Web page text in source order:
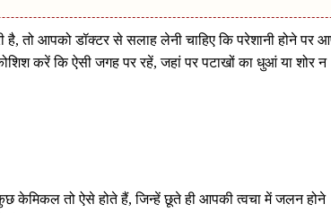
तो आपको डॉक्टर से सलाह लेनी चाहिए कि परेशानी होने पर
करें कि ऐसी जगह पर रहें, जहां पर पटाखों का धुआं या शोर न
केमिकल तो ऐसे होते हैं, जिन्हें छूते ही आपकी त्वचा में जलन होने